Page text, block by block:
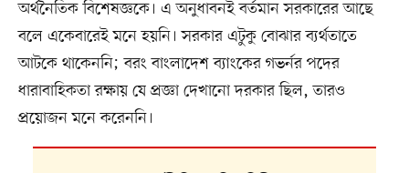
অর্থনৈতিক বিশেষজ্ঞকে। এ অনুধাবনই বর্তমান সরকারের আছে
বলে একেবারেই মনে হয়নি। সরকার এটুকু বোঝার ব্যর্থতাতে
আটকে থাকেননি; বরং বাংলাদেশ ব্যাংকের গভর্নর পদের
ধারাবাহিকতা রক্ষায় যে প্রজ্ঞা দেখানো দরকার ছিল, তারও
প্রয়োজন মনে করেননি।